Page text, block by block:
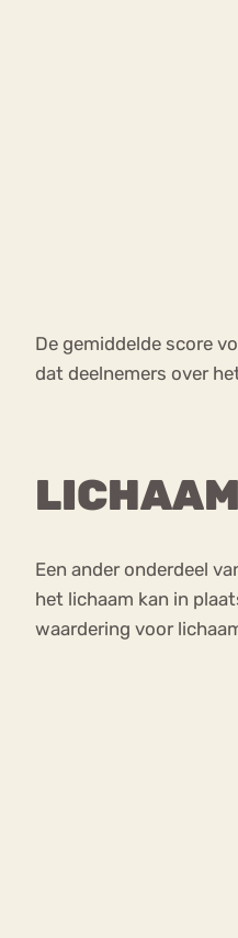
De gemiddelde score
dat deelnemers over
Een ander onderdeel
het lichaam kan in
waardering voor